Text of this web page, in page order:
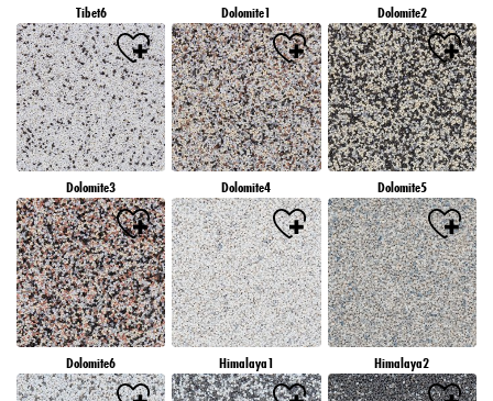
Tibet6 Dolomite1 Dolomite2
Dolomite3 Dolomite4 Dolomite5
Dolomite6 Himalaya1 Himalaya2